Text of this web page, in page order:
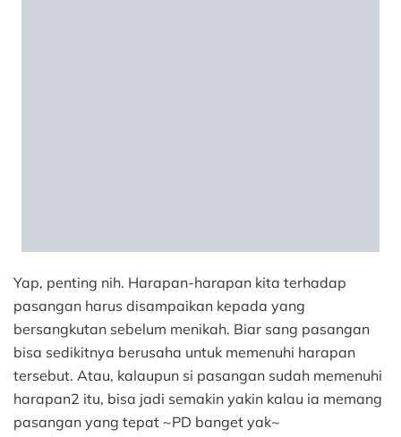
Yap, penting nih. Harapan-harapan kita terhadap
pasangan harus disampaikan kepada yang
bersangkutan sebelum menikah. Biar sang pasangan
bisa sedikitnya berusaha untuk memenuhi harapan
tersebut. Atau, kalaupun si pasangan sudah memenuhi
harapan2 itu, bisa jadi semakin yakin kalau ia memang
pasangan yang tepat ~PD banget yak~